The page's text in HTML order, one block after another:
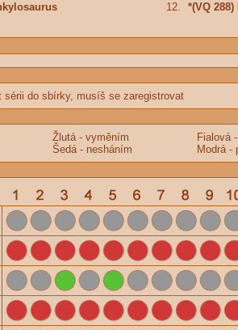
12. *(VQ
sérii do sbírky, musíš se zaregistrovat
Žlutá - vyměním
Šedá - nesháním
Fialová
Modrá -